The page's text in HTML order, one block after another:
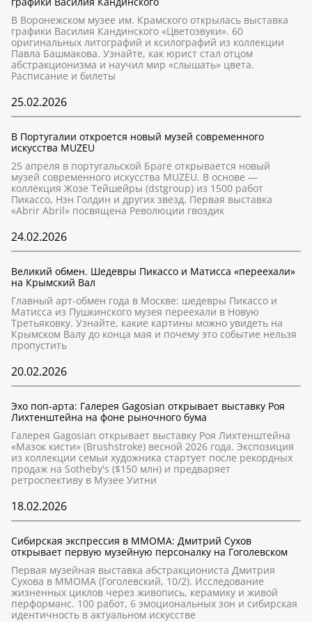
В Воронежском музее им. Крамского открылась выставка
графики Василия Кандинского «Цветозвуки». 60
оригинальных литографий и ксилографий из коллекции
Павла Башмакова. Узнайте, как юрист стал отцом
абстракционизма и научил мир «слышать» цвета.
Расписание и билеты
25.02.2026
В Португалии откроется новый музей современного
искусства MUZEU
25 апреля в португальской Браге открывается новый
музей современного искусства MUZEU. В основе —
коллекция Жозе Тейшейры (dstgroup) из 1500 работ
Пикассо, Нэн Голдин и других звезд. Первая выставка
«Abrir Abril» посвящена Революции гвоздик
24.02.2026
Великий обмен. Шедевры Пикассо и Матисса «переехали»
на Крымский Вал
Главный арт-обмен года в Москве: шедевры Пикассо и
Матисса из Пушкинского музея переехали в Новую
Третьяковку. Узнайте, какие картины можно увидеть на
Крымском Валу до конца мая и почему это событие нельзя
пропустить
20.02.2026
Эхо поп-арта: Галерея Gagosian открывает выставку Роя
Лихтенштейна на фоне рыночного бума
Галерея Gagosian открывает выставку Роя Лихтенштейна
«Мазок кисти» (Brushstroke) весной 2026 года. Экспозиция
из коллекции семьи художника стартует после рекордных
продаж на Sotheby's ($150 млн) и предваряет
ретроспективу в Музее Уитни
18.02.2026
Сибирская экспрессия в ММОМА: Дмитрий Сухов
открывает первую музейную персоналку на Гоголевском
Первая музейная выставка абстракциониста Дмитрия
Сухова в ММОМА (Гоголевский, 10/2). Исследование
жизненных циклов через живопись, керамику и живой
перформанс. 100 работ, 6 эмоциональных зон и сибирская
идентичность в актуальном искусстве